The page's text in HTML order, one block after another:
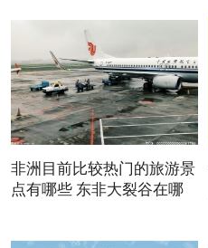
非洲目前比较热门的旅游景
点有哪些 东非大裂谷在哪